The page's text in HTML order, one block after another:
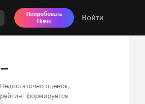
Попробовать
Плюс
Войти
–
Недостаточно оценок,
рейтинг формируется